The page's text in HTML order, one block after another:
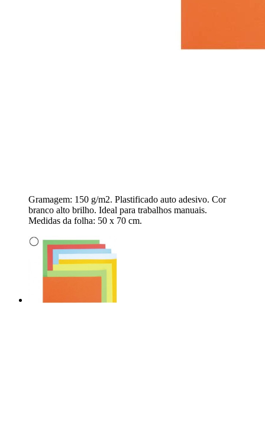
Gramagem: 150 g/m2. Plastificado auto adesivo. Cor
branco alto brilho. Ideal para trabalhos manuais.
Medidas da folha: 50 x 70 cm.